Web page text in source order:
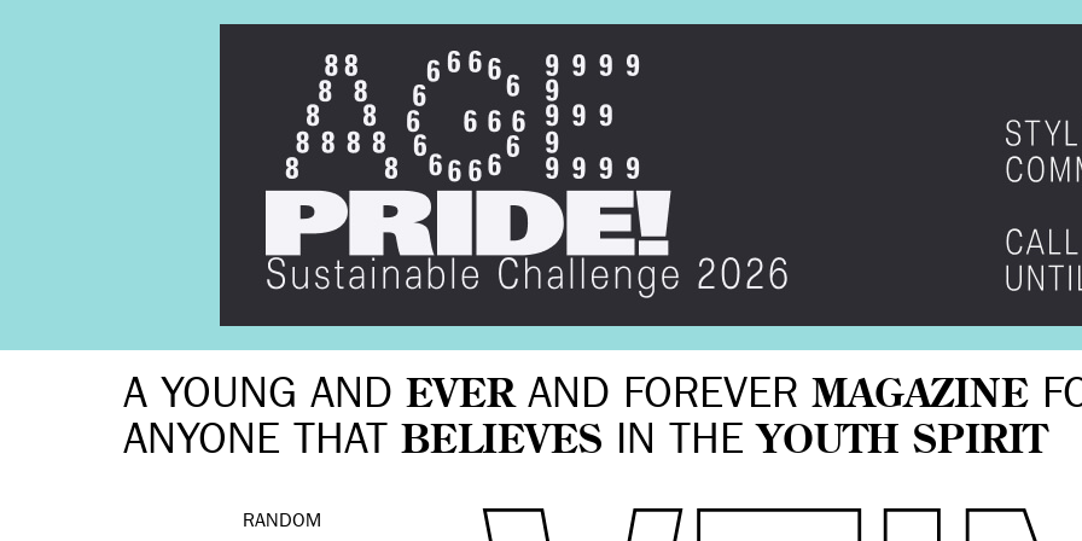
A YOUNG AND EVERAND FOREVER MAGAZINE
ANYONE THAT BELIEVES IN THE YOUTH SPIRIT
RANDOM